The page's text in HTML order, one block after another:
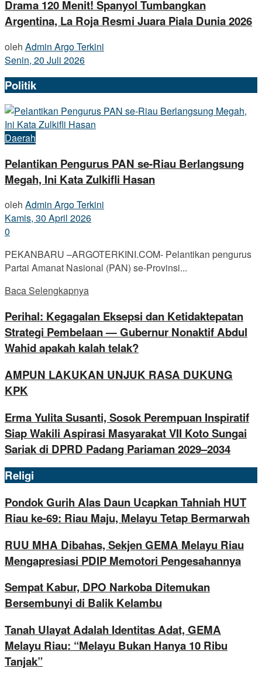
Drama 120 Menit! Spanyol Tumbangkan
Argentina, La Roja Resmi Juara Piala Dunia 2026
oleh Admin Argo Terkini
Senin, 20 Juli 2026
Politik
Daerah
Pelantikan Pengurus PAN se-Riau Berlangsung
Megah, Ini Kata Zulkifli Hasan
oleh Admin Argo Terkini
Kamis, 30 April 2026
0
PEKANBARU –ARGOTERKINI.COM- Pelantikan pengurus
Partai Amanat Nasional (PAN) se-Provinsi...
Baca Selengkapnya
Perihal: Kegagalan Eksepsi dan Ketidaktepatan
Strategi Pembelaan — Gubernur Nonaktif Abdul
Wahid apakah kalah telak?
AMPUN LAKUKAN UNJUK RASA DUKUNG
KPK
Erma Yulita Susanti, Sosok Perempuan Inspiratif
Siap Wakili Aspirasi Masyarakat VII Koto Sungai
Sariak di DPRD Padang Pariaman 2029–2034
Religi
Pondok Gurih Alas Daun Ucapkan Tahniah HUT
Riau ke-69: Riau Maju, Melayu Tetap Bermarwah
RUU MHA Dibahas, Sekjen GEMA Melayu Riau
Mengapresiasi PDIP Memotori Pengesahannya
Sempat Kabur, DPO Narkoba Ditemukan
Bersembunyi di Balik Kelambu
Tanah Ulayat Adalah Identitas Adat, GEMA
Melayu Riau: “Melayu Bukan Hanya 10 Ribu
Tanjak”